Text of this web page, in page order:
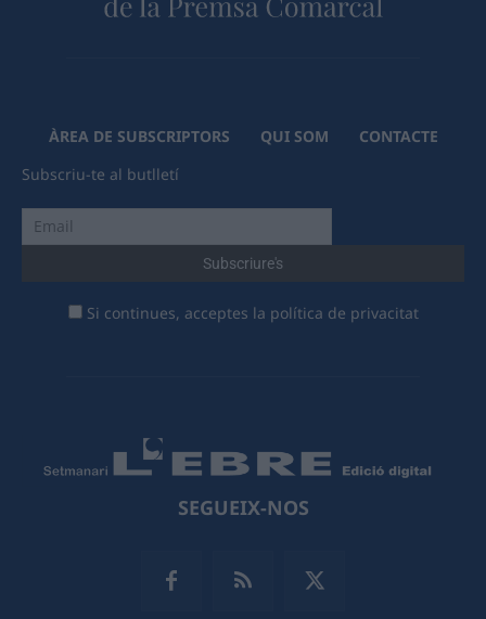
ÀREA DE SUBSCRIPTORS QUI SOM
CONTACTE
Subscriu-te al butlletí
Si continues, acceptes la política de privacitat
SEGUEIX-NOS